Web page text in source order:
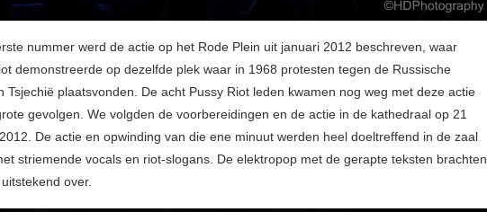
nummer werd de actie op het Rode Plein uit januari 2012 beschreven, waar
demonstreerde op dezelfde plek waar in 1968 protesten tegen de Russische
Tsjechië plaatsvonden. De acht Pussy Riot leden kwamen nog weg met deze actie
gevolgen. We volgden de voorbereidingen en de actie in de kathedraal op 21
De actie en opwinding van die ene minuut werden heel doeltreffend in de zaal
striemende vocals en riot-slogans. De elektropop met de gerapte teksten brachten
over.